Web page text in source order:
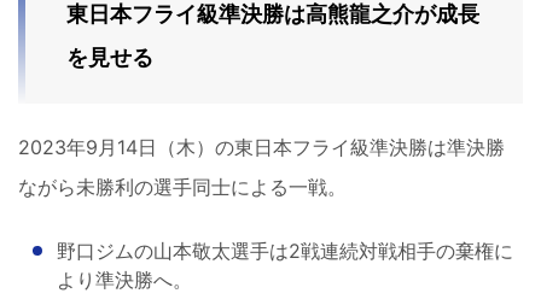
東日本フライ級準決勝は高熊龍之介が成長
を見せる
2023年9月14日（木）の東日本フライ級準決勝は準決勝
ながら未勝利の選手同士による一戦。
野口ジムの山本敬太選手は2戦連続対戦相手の棄権に
より準決勝へ。